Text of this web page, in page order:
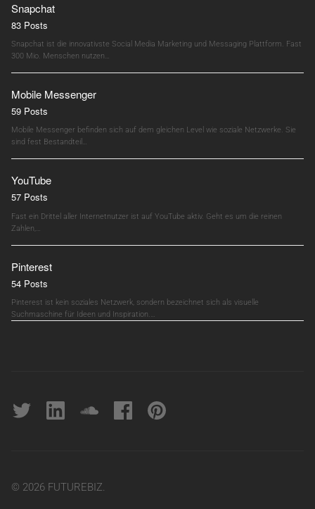
Snapchat
83 Posts
Snapchat ist die innovativste Social Media Marketing und Messaging Plattform. Fast
300 Mio. Menschen nutzen…
Mobile Messenger
59 Posts
Mobile Messenger befinden sich auf dem gleichen Level wie soziale Netzwerke. Sie
sind fest Bestandteil…
YouTube
57 Posts
Fast ein Drittel aller Internetnutzer ist auf YouTube aktiv. Geht es um die reinen
Zahlen,…
Pinterest
54 Posts
Pinterest ist kein soziales Netzwerk, sondern bezeichnet sich als visuelle
Suchmaschine für Ideen und Inspiration.…
Twitter linkedin soundcloudFacebookpinterest
© 2026 FUTUREBIZ.